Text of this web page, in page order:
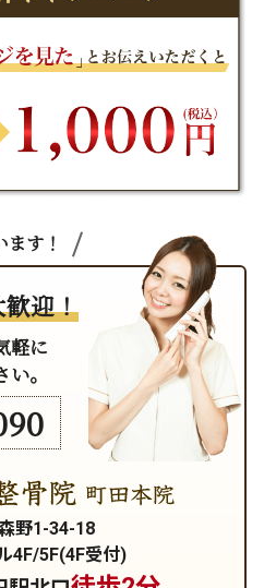
す！
迎！
軽に
。
野1-34-18
4F/5F(4F受付)